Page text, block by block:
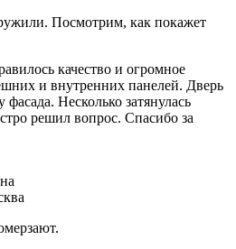
Посмотрим, как покажет
качество и огромное
и внутренних панелей. Дверь
Несколько затянулась
решил вопрос. Спасибо за